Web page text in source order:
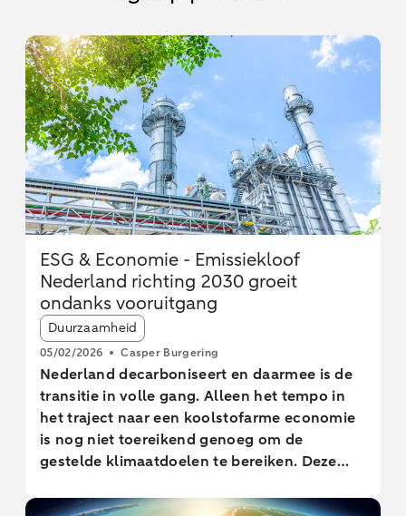
ESG & Economie - Emissiekloof
Nederland richting 2030 groeit
ondanks vooruitgang
Article tags:
Duurzaamheid
05/02/2026 Casper Burgering
Nederland decarboniseert en daarmee is de
transitie in volle gang. Alleen het tempo in
het traject naar een koolstofarme economie
is nog niet toereikend genoeg om de
gestelde klimaatdoelen te bereiken. Deze
op de achtergronden daarvan. Wij zien onder